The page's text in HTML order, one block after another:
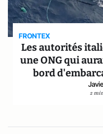
FRONTEX
Les autorités
une ONG qui
bord
2